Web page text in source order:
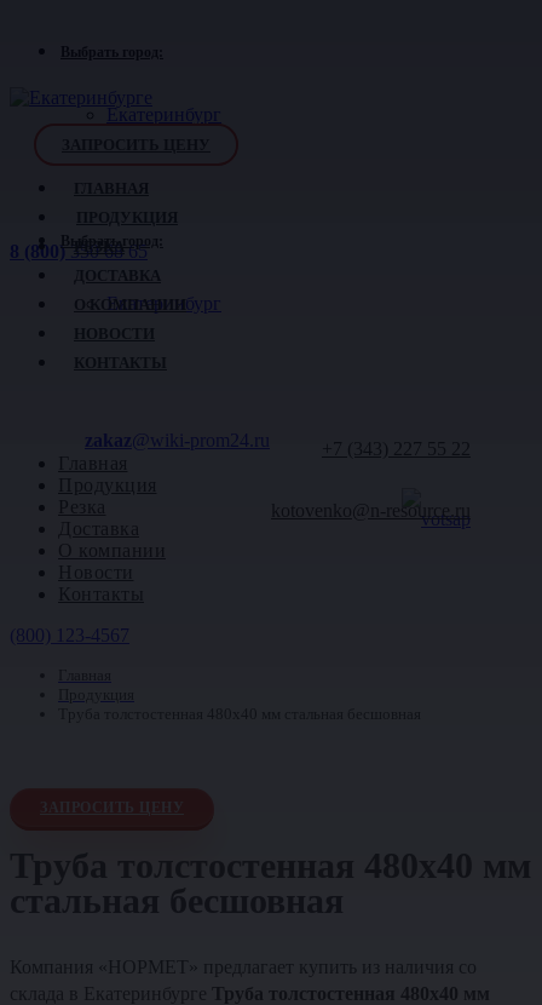
Екатеринбург
8 (800)350 68 65
Выбрать город:
Екатеринбург
zakaz@wiki-prom24.ru
РЕЗКА
ДОСТАВКА
О КОМПАНИИ
Резка
(800) 123-4567
ЗАПРОСИТЬ ЦЕНУ
стальная бесшовная
Компания «НОРМЕТ» предлагает купить из наличия со
склада в Екатеринбурге Труба толстостенная 480х40 мм